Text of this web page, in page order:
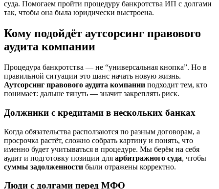
суда. Помогаем пройти процедуру банкротства ИП с долгами
так, чтобы она была юридически выстроена.
Кому подойдёт аутсорсинг правового
аудита компании
Процедура банкротства — не “универсальная кнопка”. Но в
правильной ситуации это шанс начать новую жизнь.
Аутсорсинг правового аудита компании подходит тем, кто
понимает: дальше тянуть — значит закреплять риск.
Должники с кредитами в нескольких банках
Когда обязательства расползаются по разным договорам, а
просрочка растёт, сложно собрать картину и понять, что
именно будет учитываться в процедуре. Мы берём на себя
аудит и подготовку позиции для арбитражного суда, чтобы
суммы задолженности были отражены корректно.
Люди с долгами перед МФО